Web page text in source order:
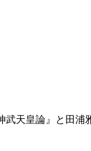
武天皇論』と田